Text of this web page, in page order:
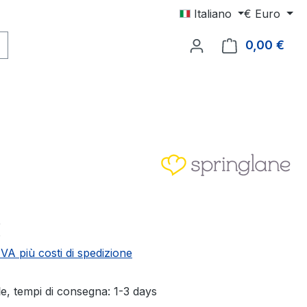
Italiano € Euro
0,00 €
più costi di spedizione
tempi di consegna: 1-3 days